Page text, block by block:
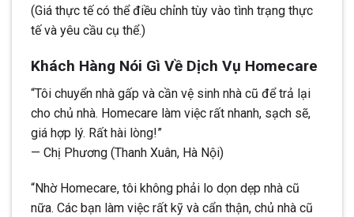
(Giá thực tế có thể điều chỉnh tùy vào tình trạng thực
tế và yêu cầu cụ thể.)
Khách Hàng Nói Gì Về Dịch Vụ Homecare
“Tôi chuyển nhà gấp và cần vệ sinh nhà cũ để trả lại
cho chủ nhà. Homecare làm việc rất nhanh, sạch sẽ,
giá hợp lý. Rất hài lòng!”
— Chị Phương (Thanh Xuân, Hà Nội)
“Nhờ Homecare, tôi không phải lo dọn dẹp nhà cũ
nữa. Các bạn làm việc rất kỹ và cẩn thận, chủ nhà cũ